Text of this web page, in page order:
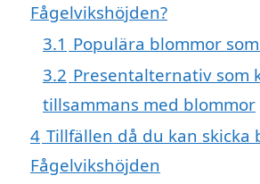
Fågelvikshöjden?
3.1 Populära blommor
3.2 Presentalternativ som
tillsammans med blommor
4 Tillfällen då du kan skicka
Fågelvikshöjden